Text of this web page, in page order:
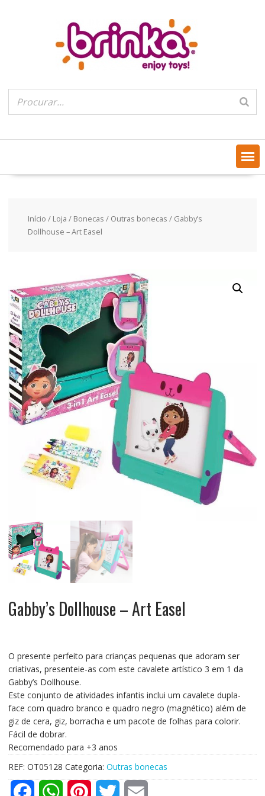
Início / Loja / Bonecas / Outras bonecas / Gabby’s
Dollhouse – Art Easel
Gabby’s Dollhouse – Art Easel
O presente perfeito para crianças pequenas que adoram ser
criativas, presenteie-as com este cavalete artístico 3 em 1 da
Gabby’s Dollhouse.
Este conjunto de atividades infantis inclui um cavalete dupla-
face com quadro branco e quadro negro (magnético) além de
giz de cera, giz, borracha e um pacote de folhas para colorir.
Fácil de dobrar.
Recomendado para +3 anos
REF: OT05128 Categoria: Outras bonecas
W